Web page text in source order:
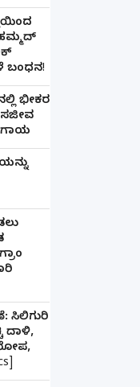
ಬಂಧನ!
ಭೀಕರ
ಗಾಯ
ಸಿಲಿಗುರಿ
ದಾಳಿ,